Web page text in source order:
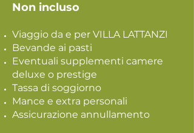
Non incluso
Viaggio da e per VILLA LATTANZI
Bevande ai pasti
Eventuali supplementi camere
deluxe o prestige
Tassa di soggiorno
Mance e extra personali
Assicurazione annullamento